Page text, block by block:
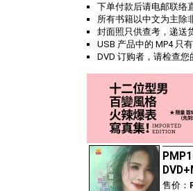
下单付款后请电邮联络
所有书籍以中文为主除
封面照只供查考，递送
USB 产品中的 MP4 只
DVD 订购者，请检查您
售价：